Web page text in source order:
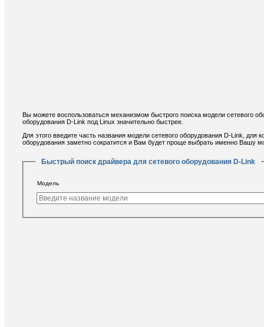
Вы можете воспользоваться механизмом быстрого поиска модели сетевого
оборудования D-Link под Linux значительно быстрее.
Для этого введите часть названия модели сетевого оборудования D-Link,
оборудования заметно сократится и Вам будет проще выбрать именно Вашу
Быстрый поиск драйвера для сетевого оборудования D-Link
Модель